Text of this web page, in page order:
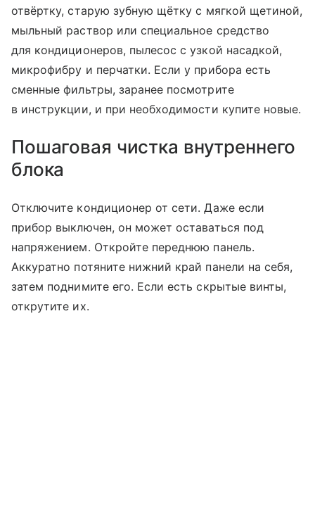
отвёртку, старую зубную щётку с мягкой щетиной,
мыльный раствор или специальное средство
для кондиционеров, пылесос с узкой насадкой,
микрофибру и перчатки. Если у прибора есть
сменные фильтры, заранее посмотрите
в инструкции, и при необходимости купите новые.
Пошаговая чистка внутреннего
блока
Отключите кондиционер от сети. Даже если
прибор выключен, он может оставаться под
напряжением. Откройте переднюю панель.
Аккуратно потяните нижний край панели на себя,
затем поднимите его. Если есть скрытые винты,
открутите их.